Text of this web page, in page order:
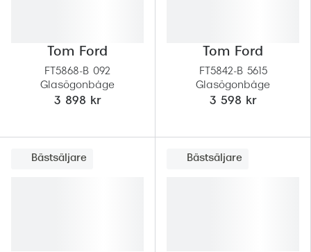
Tom Ford
FT5868-B 092
Glasögonbåge
3 898 kr
Tom Ford
FT5842-B 5615
Glasögonbåge
3 598 kr
Bästsäljare Bästsäljare